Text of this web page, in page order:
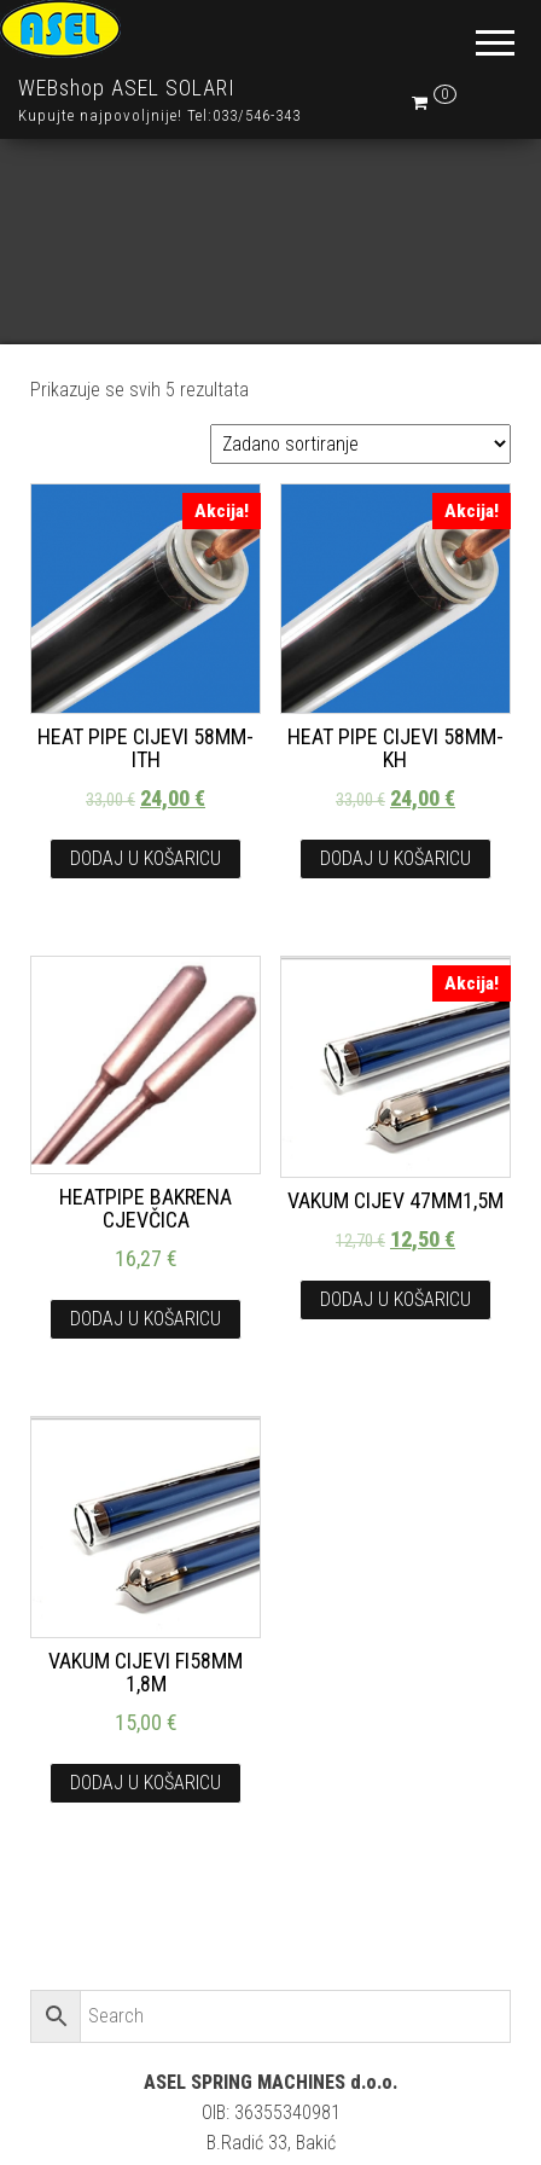
WEBshop ASEL SOLARI
Kupujte najpovoljnije! Tel:033/546-343
0
Prikazuje se svih 5 rezultata
Akcija!
HEAT PIPE CIJEVI 58MM-
ITH
33,00€ 24,00€
DODAJ U KOŠARICU
Akcija!
HEAT PIPE CIJEVI 58MM-
KH
33,00€ 24,00€
DODAJ U KOŠARICU
HEATPIPE BAKRENA
CJEVČICA
16,27 €
DODAJ U KOŠARICU
Akcija!
VAKUM CIJEV 47MM1,5M
12,70€ 12,50€
DODAJ U KOŠARICU
VAKUM CIJEVI FI58MM
1,8M
15,00 €
DODAJ U KOŠARICU
ASEL SPRING MACHINES d.o.o.
OIB: 36355340981
B.Radić 33, Bakić